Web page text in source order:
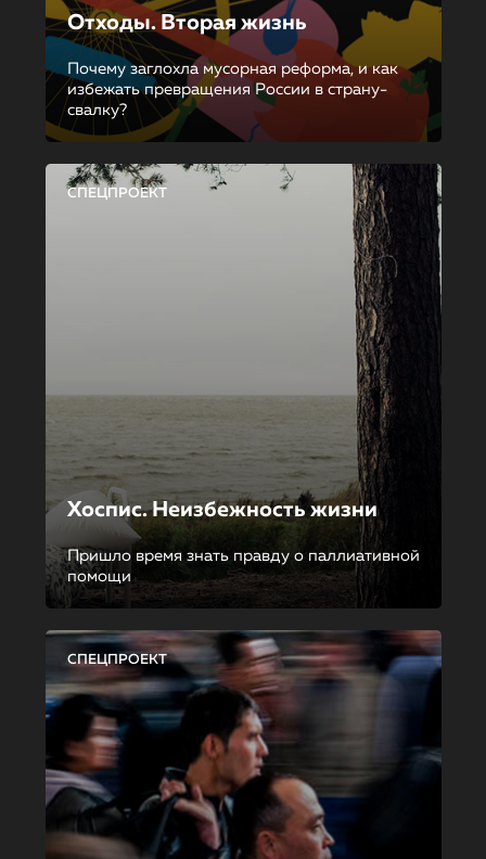
Отходы. Вторая жизнь
Почему заглохла мусорная реформа, и как
избежать превращения России в страну-
свалку?
СПЕЦПРОЕКТ
Хоспис. Неизбежность жизни
Пришло время знать правду о паллиативной
помощи
СПЕЦПРОЕКТ